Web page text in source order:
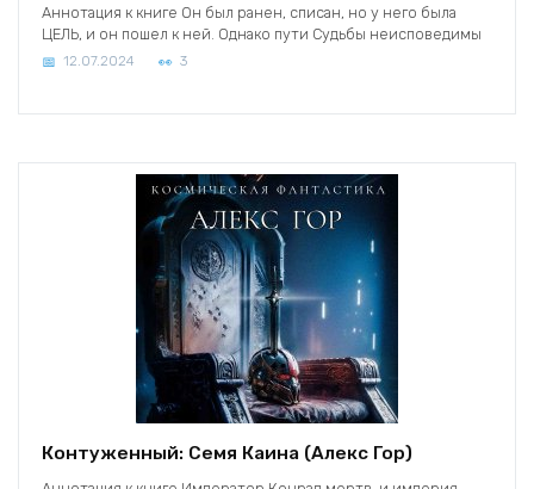
Аннотация к книге Он был ранен, списан, но у него была
ЦЕЛЬ, и он пошел к ней. Однако пути Судьбы неисповедимы
12.07.2024 3
Контуженный: Семя Каина (Алекс Гор)